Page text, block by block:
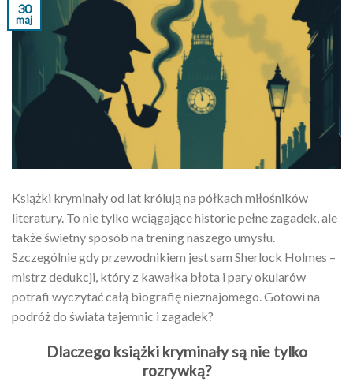
30
maj
Książki kryminały od lat królują na półkach miłośników
literatury. To nie tylko wciągające historie pełne zagadek, ale
także świetny sposób na trening naszego umysłu.
Szczególnie gdy przewodnikiem jest sam Sherlock Holmes –
mistrz dedukcji, który z kawałka błota i pary okularów
potrafi wyczytać całą biografię nieznajomego. Gotowi na
podróż do świata tajemnic i zagadek?
Dlaczego książki kryminały są nie tylko
rozrywką?